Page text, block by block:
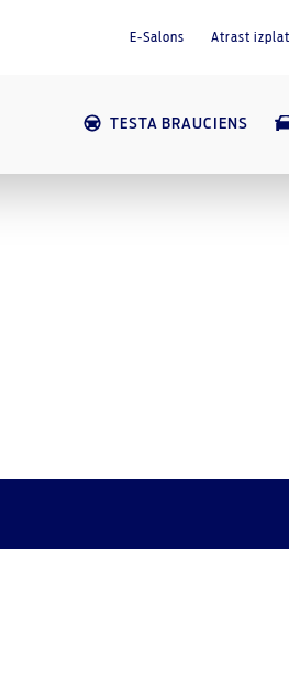
E-Salons Atrast
TESTA BRAUCIENS